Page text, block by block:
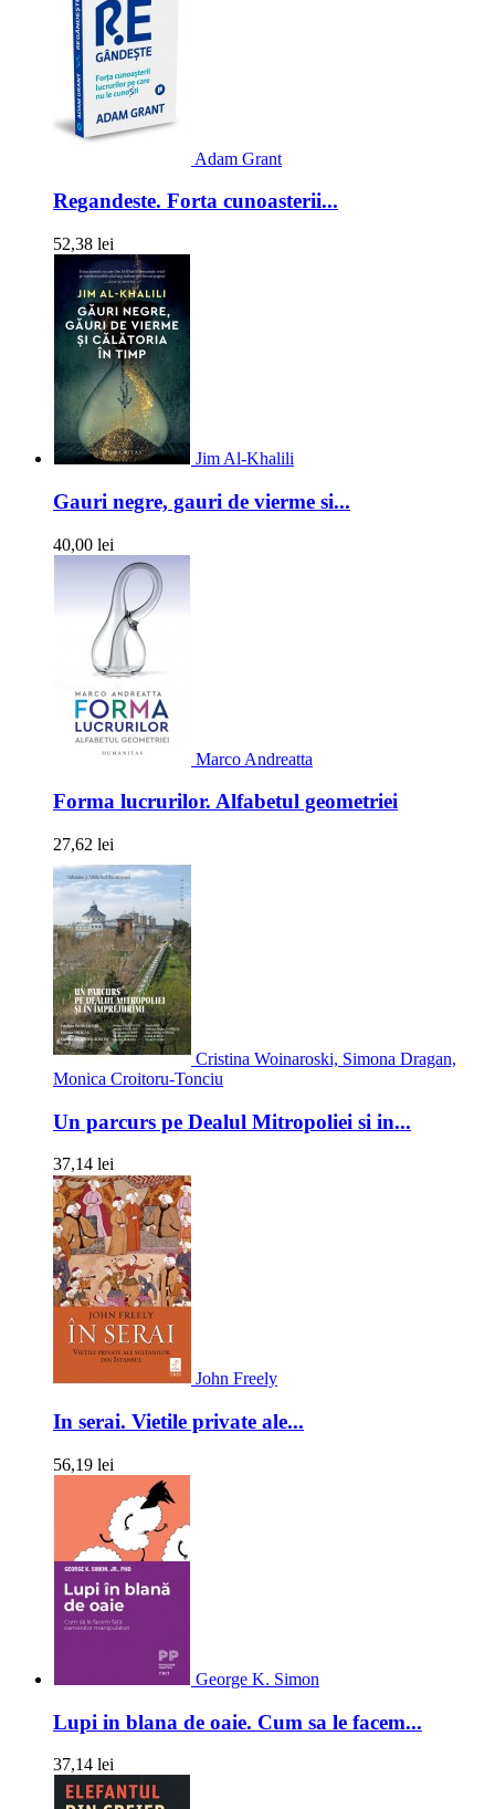
Adam Grant
Regandeste. Forta cunoasterii...
52,38 lei
Jim Al-Khalili
Gauri negre, gauri de vierme si...
40,00 lei
Marco Andreatta
Forma lucrurilor. Alfabetul geometriei
27,62 lei
Cristina Woinaroski, Simona Dragan,
Monica Croitoru-Tonciu
Un parcurs pe Dealul Mitropoliei si in...
37,14 lei
John Freely
In serai. Vietile private ale...
56,19 lei
George K. Simon
Lupi in blana de oaie. Cum sa le facem...
37,14 lei